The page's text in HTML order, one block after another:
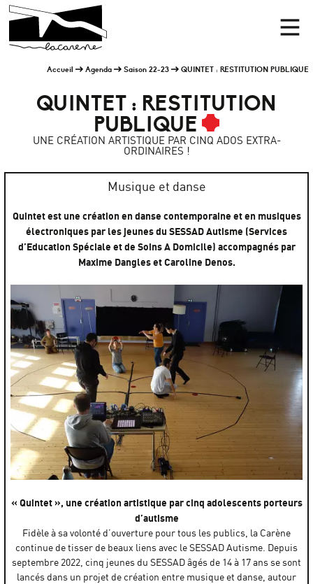
Panneau de gestion des cookies
Accueil
Menu
Accueil Agenda Saison 22-23 QUINTET : RESTITUTION PUBLIQUE
QUINTET : RESTITUTION
PUBLIQUE
UNE CRÉATION ARTISTIQUE PAR CINQ ADOS EXTRA-
ORDINAIRES !
Musique et danse
Quintet est une création en danse contemporaine et en musiques
électroniques par les jeunes du SESSAD Autisme (Services
d’Education Spéciale et de Soins A Domicile) accompagnés par
Maxime Dangles et Caroline Denos.
« Quintet », une création artistique par cinq adolescents porteurs
d’autisme
Fidèle à sa volonté d’ouverture pour tous les publics, la Carène
continue de tisser de beaux liens avec le SESSAD Autisme. Depuis
septembre 2022, cinq jeunes du SESSAD âgés de 14 à 17 ans se sont
lancés dans un projet de création entre musique et danse, autour